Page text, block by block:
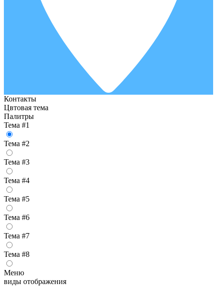
Контакты
Цвтовая тема
Палитры
Тема #1
Тема #2
Тема #3
Тема #4
Тема #5
Тема #6
Тема #7
Тема #8
Меню
виды отображения